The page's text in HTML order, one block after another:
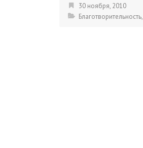
30 ноября, 2010
Благотворительность,